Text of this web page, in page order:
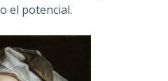
el potencial.